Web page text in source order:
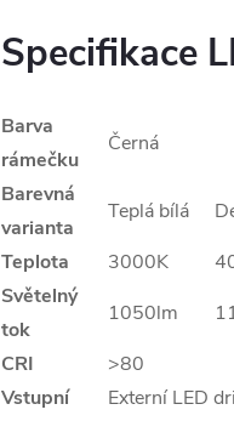
Specifikace
Barva
rámečku
Černá
Barevná
varianta
Teplá bílá
Teplota
3000K
Světelný
tok
1050lm
CRI
>80
Vstupní
Externí LED